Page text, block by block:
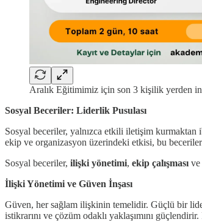
Aralık Eğitimimiz için son 3 kişilik yerden
Sosyal Beceriler: Liderlik Pusulası
Sosyal beceriler, yalnızca etkili iletişim
ekip ve organizasyon üzerindeki etkisi, bu
Sosyal beceriler, ilişki yönetimi, ekip çalışması ve
İlişki Yönetimi ve Güven İnşası
Güven, her sağlam ilişkinin temelidir. Güçlü bir
istikrarını ve çözüm odaklı yaklaşımını